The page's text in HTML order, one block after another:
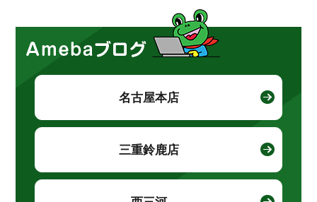
名古屋本店
三重鈴鹿店